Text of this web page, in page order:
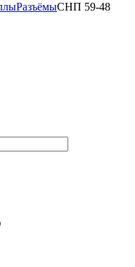
РазъёмыСНП 59-48